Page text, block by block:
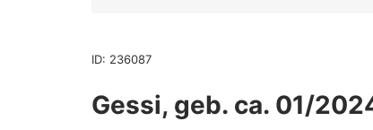
ID: 236087
Gessi, geb. ca. 01/